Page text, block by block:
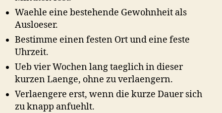
Waehle eine bestehende Gewohnheit als
Ausloeser.
Bestimme einen festen Ort und eine feste
Uhrzeit.
Ueb vier Wochen lang taeglich in dieser
kurzen Laenge, ohne zu verlaengern.
Verlaengere erst, wenn die kurze Dauer sich
zu knapp anfuehlt.